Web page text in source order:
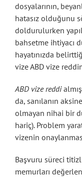
dosyalarının,
hatasız olduğunu
doldurulurken
bahsetme ihtiyacı
hayatınızda
vize ABD vize
ABD vize reddi
da, sanılanın
olmayan nihai bir
hariç). Problem
vizenin
Başvuru süreci
memurları